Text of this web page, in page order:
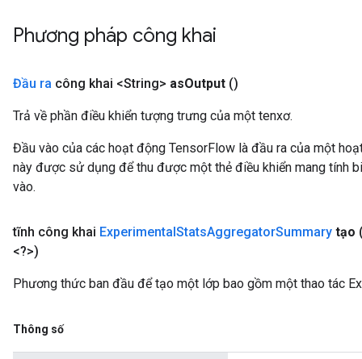
Phương pháp công khai
Đầu ra công khai <String> asOutput ()
Trả về phần điều khiển tượng trưng của một tenxơ.
Đầu vào của các hoạt động TensorFlow là đầu ra của một
này được sử dụng để thu được một thẻ điều khiển mang tính
vào.
tĩnh công khai ExperimentalStatsAggregatorSummary tạo
<?>)
Phương thức ban đầu để tạo một lớp bao gồm một thao tác
Thông số